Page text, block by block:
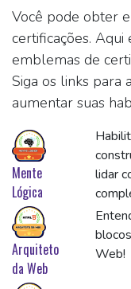
Você pode obter
certificações.
emblemas de
Siga os links para
aumentar suas
Mente
Lógica
lidar
Arquiteto
da Web
Web!